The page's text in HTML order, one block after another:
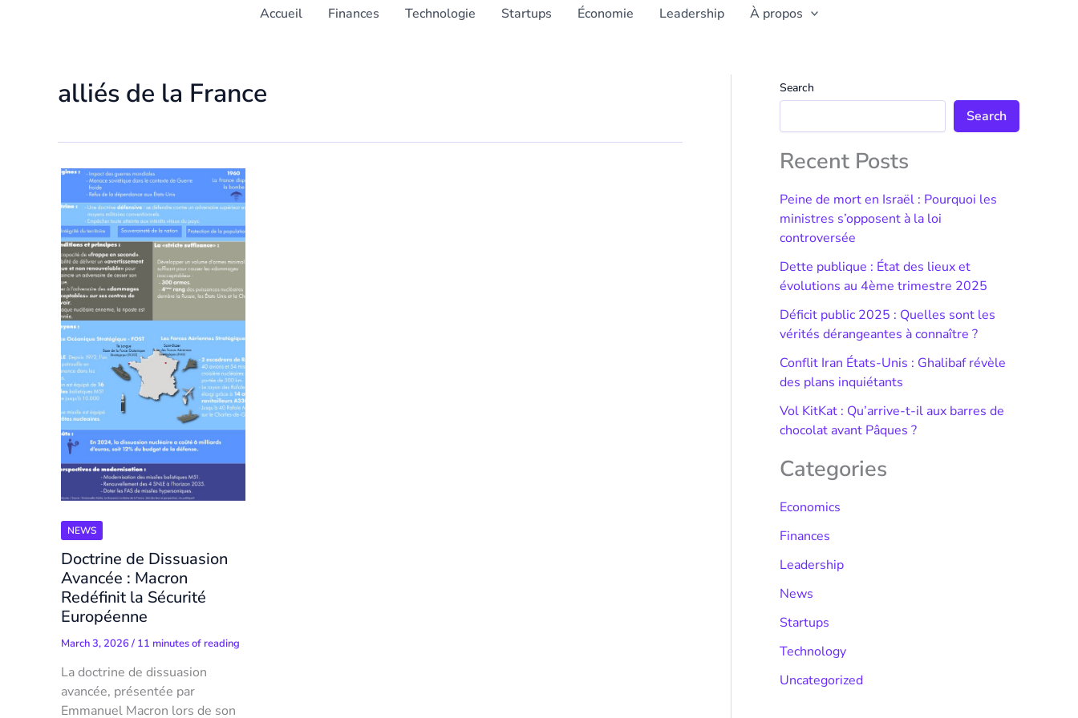
Accueil Finances Technologie Startups Économie Leadership À propos
alliés de la France
NEWS
Doctrine de Dissuasion
Avancée : Macron
Redéfinit la Sécurité
Européenne
March 3, 2026/ 11 minutes of reading
La doctrine de dissuasion
avancée, présentée par
Emmanuel Macron lors de son
Search
Search
Recent Posts
Peine de mort en Israël : Pourquoi les
ministres s’opposent à la loi
controversée
Dette publique : État des lieux et
évolutions au 4ème trimestre 2025
Déficit public 2025 : Quelles sont les
vérités dérangeantes à connaître ?
Conflit Iran États-Unis : Ghalibaf révèle
des plans inquiétants
Vol KitKat : Qu’arrive-t-il aux barres de
chocolat avant Pâques ?
Categories
Economics
Finances
Leadership
News
Startups
Technology
Uncategorized